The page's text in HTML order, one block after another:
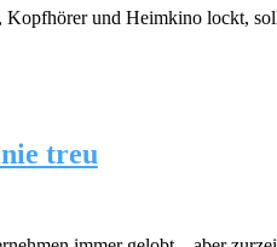
und Heimkino lockt,
treu